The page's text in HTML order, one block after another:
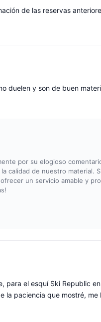
de las reservas
duelen y son de buen
por su elogioso
calidad de nuestro material.
un servicio amable y
para el esquí Ski Republic
la paciencia que mostré,